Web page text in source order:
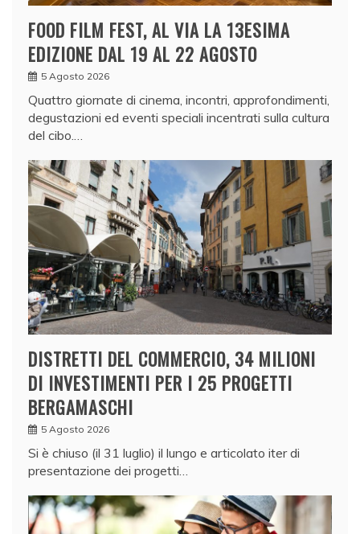
FOOD FILM FEST, AL VIA LA 13ESIMA
EDIZIONE DAL 19 AL 22 AGOSTO
5 Agosto 2026
Quattro giornate di cinema, incontri, approfondimenti,
degustazioni ed eventi speciali incentrati sulla cultura
del cibo.…
DISTRETTI DEL COMMERCIO, 34 MILIONI
DI INVESTIMENTI PER I 25 PROGETTI
BERGAMASCHI
5 Agosto 2026
Si è chiuso (il 31 luglio) il lungo e articolato iter di
presentazione dei progetti…